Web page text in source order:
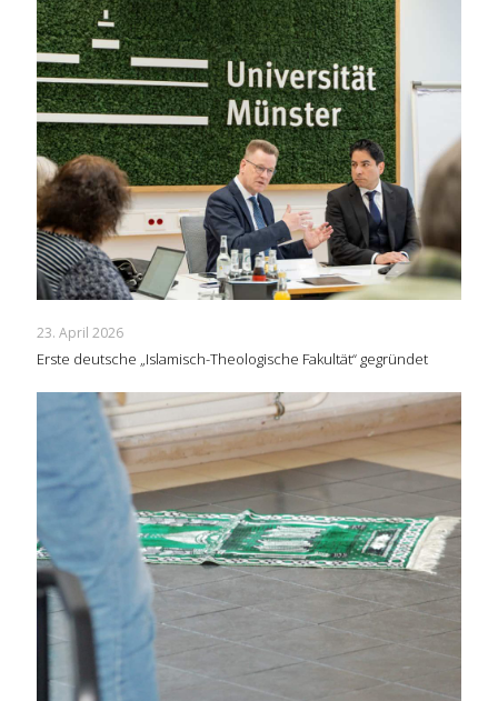
23. April 2026
Erste deutsche „Islamisch-Theologische Fakultät“ gegründet